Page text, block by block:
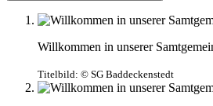
Willkommen in unserer
Titelbild: © SG Baddeckenstedt